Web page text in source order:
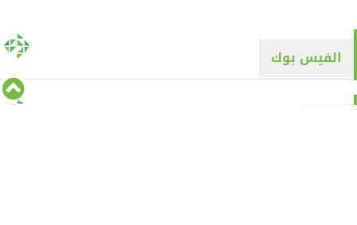
الفيس بوك